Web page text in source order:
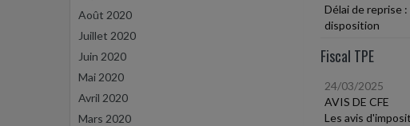
Août 2020
Juillet 2020
Juin 2020
Mai 2020
Avril 2020
Mars 2020
Délai de reprise
disposition
Fiscal TPE
24/03/2025
AVIS DE CFE
Les avis